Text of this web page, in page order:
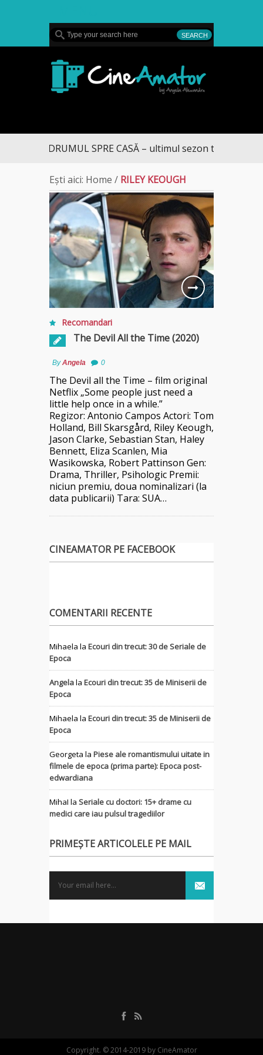
DRUMUL SPRE CASĂ – ultimul sezon te aduce la
Ești aici: Home / RILEY KEOUGH
Recomandari
The Devil All the Time (2020)
ByAngela 0
The Devil all the Time – film original
Netflix „Some people just need a
little help once in a while.”
Regizor: Antonio Campos Actori: Tom
Holland, Bill Skarsgård, Riley Keough,
Jason Clarke, Sebastian Stan, Haley
Bennett, Eliza Scanlen, Mia
Wasikowska, Robert Pattinson Gen:
Drama, Thriller, Psihologic Premii:
niciun premiu, doua nominalizari (la
data publicarii) Tara: SUA…
CINEAMATOR PE FACEBOOK
COMENTARII RECENTE
Mihaela la Ecouri din trecut: 30 de Seriale de
Epoca
Angelala Ecouri din trecut: 35 de Miniserii de
Epoca
Mihaela la Ecouri din trecut: 35 de Miniserii de
Epoca
Georgeta la Piese ale romantismului uitate in
filmele de epoca (prima parte): Epoca post-
edwardiana
MihaI la Seriale cu doctori: 15+ drame cu
medici care iau pulsul tragediilor
PRIMEȘTE ARTICOLELE PE MAIL
Copyright. © 2014-2019 by CineAmator